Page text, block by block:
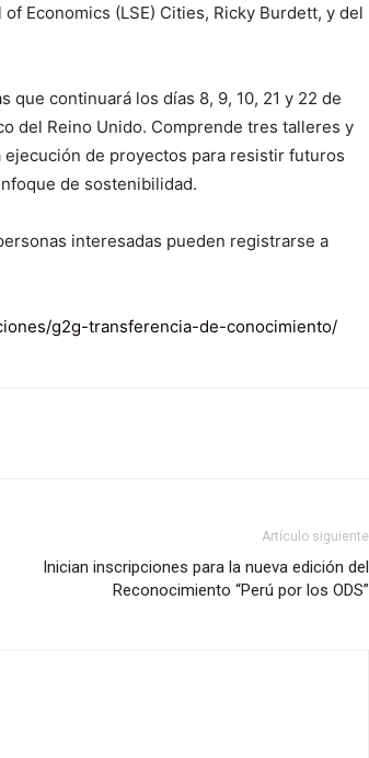
Economics (LSE) Cities, Ricky Burdett, y del
continuará los días 8, 9, 10, 21 y 22 de
del Reino Unido. Comprende tres talleres y
de proyectos para resistir futuros
de sostenibilidad.
interesadas pueden registrarse a
g2g-transferencia-de-conocimiento/
Artículo siguiente
Inician inscripciones para la nueva edición del
Reconocimiento “Perú por los ODS”